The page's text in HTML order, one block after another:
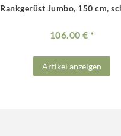
Rankgerüst Jumbo, 150 cm,
106.00 €
Artikel anzeigen